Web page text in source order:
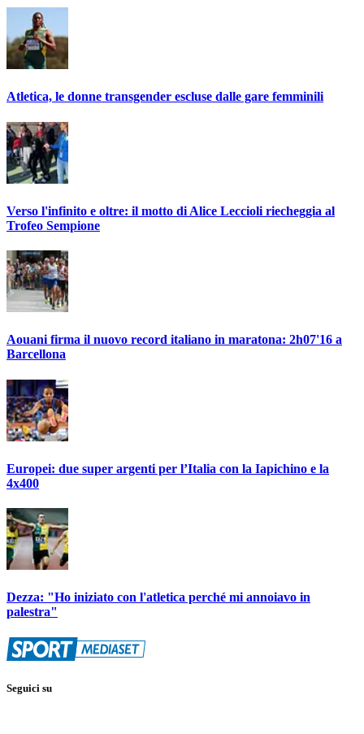
Atletica, le donne transgender escluse dalle gare femminili
Verso l'infinito e oltre: il motto di Alice Leccioli riecheggia al
Trofeo Sempione
Aouani firma il nuovo record italiano in maratona: 2h07'16 a
Barcellona
Europei: due super argenti per l’Italia con la Iapichino e la
4x400
Dezza: "Ho iniziato con l'atletica perché mi annoiavo in
palestra"
Seguici su